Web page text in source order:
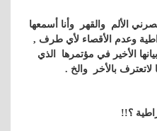
الألم والقهر وأنا أسمعها
وعدم الأقصاء لأي طرف ,
الأخير في مؤتمرها الذي
بالأخر والخ .
؟!!